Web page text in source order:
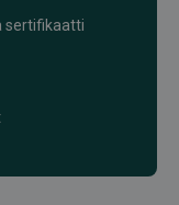
sertifikaatti